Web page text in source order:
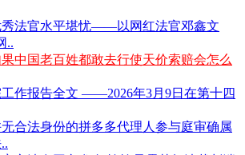
秀法官水平堪忧——以网红法官邓鑫文
..
中国老百姓都敢去行使天价索赔会怎么
作报告全文 ——2026年3月9日在第十四
合法身份的拼多多代理人参与庭审确属